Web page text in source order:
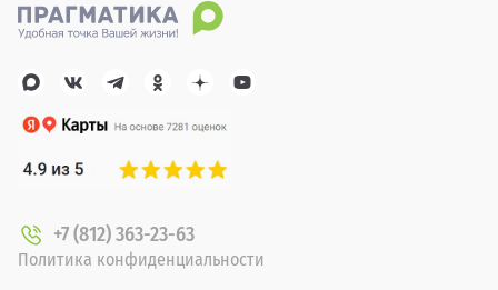
+7 (812) 363-23-63
Политика конфиденциальности